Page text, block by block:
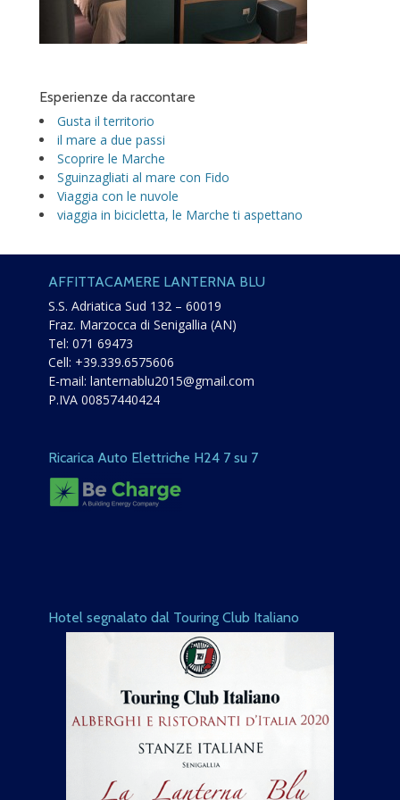
Esperienze da raccontare
Gusta il territorio
il mare a due passi
Scoprire le Marche
Sguinzagliati al mare con Fido
Viaggia con le nuvole
viaggia in bicicletta, le Marche ti aspettano
AFFITTACAMERE LANTERNA BLU
S.S. Adriatica Sud 132 – 60019
Fraz. Marzocca di Senigallia (AN)
Tel: 071 69473
Cell: +39.339.6575606
E-mail: lanternablu2015@gmail.com
P.IVA 00857440424
Ricarica Auto Elettriche H24 7 su 7
Hotel segnalato dal Touring Club Italiano